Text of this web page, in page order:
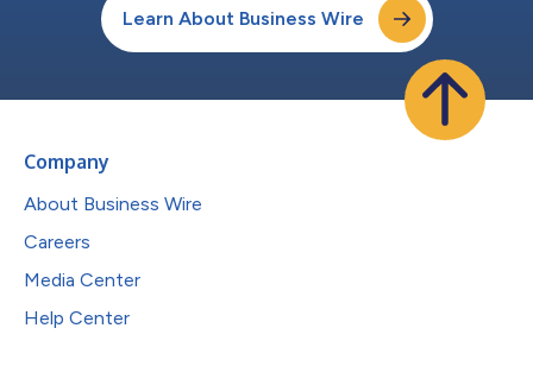
Learn About Business Wire
Company
About Business Wire
Careers
Media Center
Help Center